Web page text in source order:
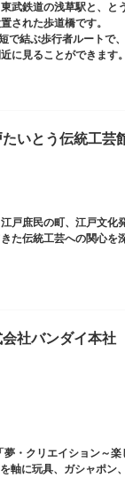
武鉄道の浅草駅と、と
された歩道橋です。
で結ぶ歩行者ルートで
に見ることができます。
いとう伝統工芸
戸庶民の町、江戸文化
た伝統工芸への関心を
社バンダイ本社
・クリエイション～
軸に玩具、ガシャポン